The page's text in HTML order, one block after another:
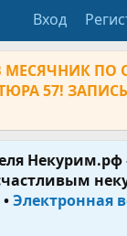
Вход
МЕСЯЧНИК ПО
57!
•Электронная